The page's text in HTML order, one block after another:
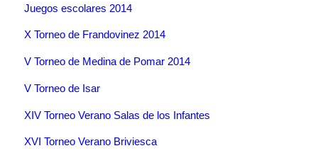
Juegos escolares 2014
X Torneo de Frandovinez 2014
V Torneo de Medina de Pomar 2014
V Torneo de Isar
XIV Torneo Verano Salas de los Infantes
XVI Torneo Verano Briviesca